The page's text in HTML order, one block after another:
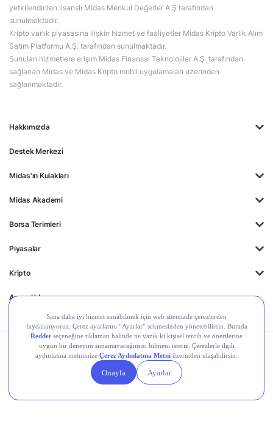
Al Sinyali Veren Hisseler
Koç Holding (KCHOL)
Odine Solutions (ODINE)
Kardemir Karabük Demir Çelik Sanayi ve Ticaret (KRDMD)
Teknik Analiz Nedir?